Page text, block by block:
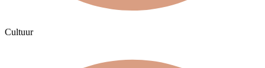
Cultuur